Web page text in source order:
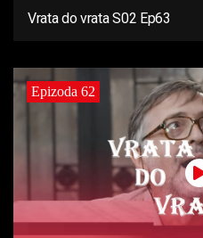
Vrata do vrata S02 Ep63
Epizoda 62